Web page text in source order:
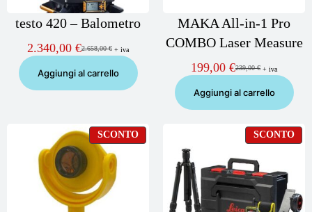
testo 420 – Balometro
2.658,00€
Il
originale
2.340,00 €
Il
attuale
+ iva
Aggiungi al carrello
MAKA All-in-1 Pro
COMBO Laser Measure
239,00€
Il
originale
199,00 €
Il
attuale
+ iva
Aggiungi al carrello
SCONTOPRODOTTO
IN
OFFERTA
SCONTO
IN